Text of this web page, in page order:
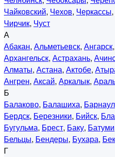
Чайковский, Чехов, Черкассы,
Чирчик, Чуст
А
Абакан, Альметьевск, Ангарск,
Архангельск, Астрахань,
Алматы, Астана, Актобе,
Ангрен, Аксай, Аркалык,
Б
Балаково, Балашиха, Барнаул
Бердск, Березники, Бийск,
Бугульма, Брест, Баку, Батуми
Бельцы, Бендеры, Бухара,
Г